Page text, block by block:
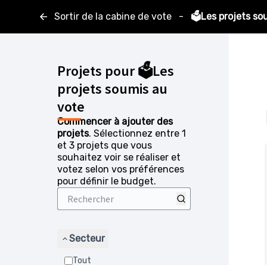
Sortir de la cabine de vote - 🗳️Les projets
Projets pour 🗳️Les
projets soumis au
vote
Commencer à ajouter des
projets. Sélectionnez entre 1
et 3 projets que vous
souhaitez voir se réaliser et
votez selon vos préférences
pour définir le budget.
Secteur
Tout